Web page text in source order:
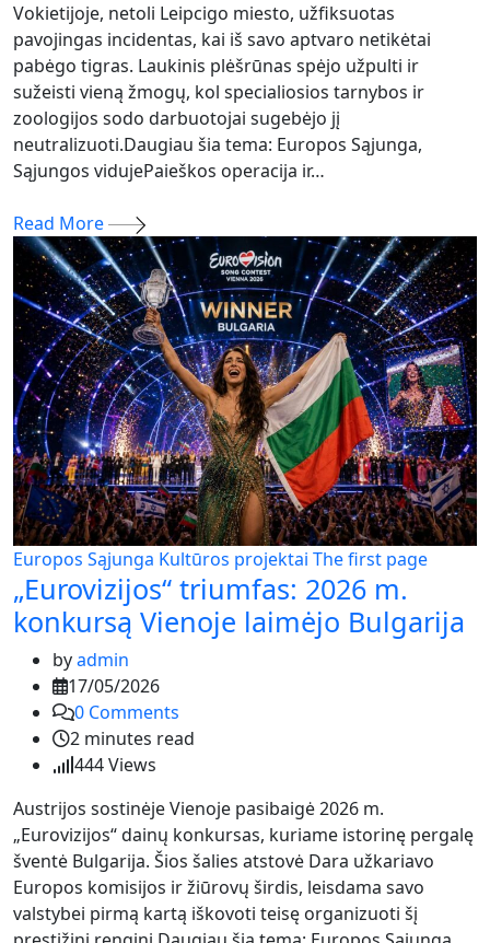
Vokietijoje, netoli Leipcigo miesto, užfiksuotas
pavojingas incidentas, kai iš savo aptvaro netikėtai
pabėgo tigras. Laukinis plėšrūnas spėjo užpulti ir
sužeisti vieną žmogų, kol specialiosios tarnybos ir
zoologijos sodo darbuotojai sugebėjo jį
neutralizuoti.Daugiau šia tema: Europos Sąjunga,
Sąjungos vidujePaieškos operacija ir…
Read More
Europos Sąjunga Kultūros projektai The first page
„Eurovizijos“ triumfas: 2026 m.
konkursą Vienoje laimėjo Bulgarija
byadmin
17/05/2026
0 Comments
2 minutes read
444Views
Austrijos sostinėje Vienoje pasibaigė 2026 m.
„Eurovizijos“ dainų konkursas, kuriame istorinę pergalę
šventė Bulgarija. Šios šalies atstovė Dara užkariavo
Europos komisijos ir žiūrovų širdis, leisdama savo
valstybei pirmą kartą iškovoti teisę organizuoti šį